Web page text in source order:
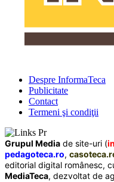
Despre InformaTeca
Publicitate
Contact
Termeni şi condiţii
Grupul Media de site-uri (
pedagoteca.ro,
editorial digital românesc,
MediaTeca, dezvoltat de